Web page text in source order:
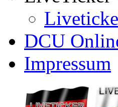
DCU
Impressum